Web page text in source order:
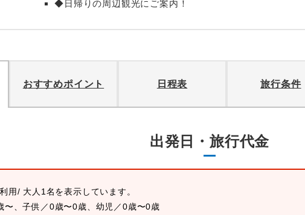
◆日帰りの周辺観光にご案内！
おすすめポイント 日程表 旅行条件
出発日・旅行代金
利用/ 大人1名を表示しています。
〜、子供／0歳〜0歳、幼児／0歳〜0歳